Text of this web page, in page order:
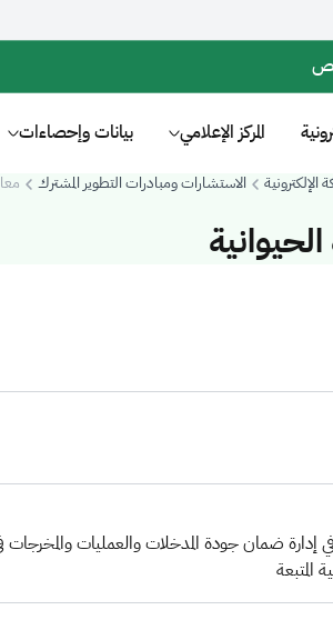
المركز الإعلامي بيانات وإحصاءات
الإلكترونية الاستشارات ومبادرات التطوير المشترك
إدارة ضمان جودة المدخلات والعمليات
المتبعة